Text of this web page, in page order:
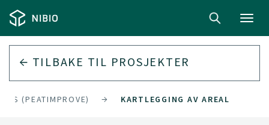
TILBAKE TIL PROSJEKTER
(PEATIMPROVE) KARTLEGGING AV AREAL